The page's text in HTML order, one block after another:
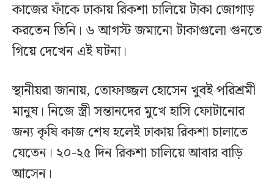
কাজের ফাঁকে ঢাকায় রিকশা চালিয়ে টাকা জোগাড়
করতেন তিনি। ৬ আগস্ট জমানো টাকাগুলো গুনতে
গিয়ে দেখেন এই ঘটনা।
স্থানীয়রা জানায়, তোফাজ্জল হোসেন খুবই পরিশ্রমী
মানুষ। নিজে স্ত্রী সন্তানদের মুখে হাসি ফোটানোর
জন্য কৃষি কাজ শেষ হলেই ঢাকায় রিকশা চালাতে
যেতেন। ২০-২৫ দিন রিকশা চালিয়ে আবার বাড়ি
আসেন।